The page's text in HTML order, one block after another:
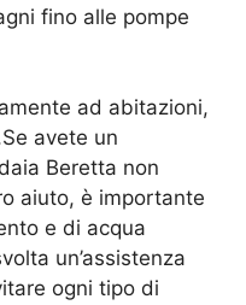
fino alle pompe
ad abitazioni,
avete un
Beretta non
aiuto, è importante
e di acqua
un’assistenza
ogni tipo di